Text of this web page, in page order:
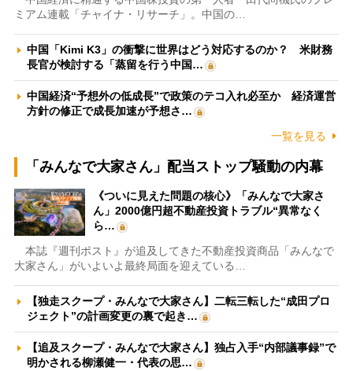
ミアム連載「チャイナ・リサーチ」。中国の…
中国「Kimi K3」の衝撃に世界はどう対応するのか？ 米財務
長官が検討する「蒸留を行う中国…
中国経済“予想外の低成長”で政策のテコ入れ必至か 経済運営
方針の修正で成長加速が予想さ…
一覧を見る
「みんなで大家さん」配当ストップ騒動の内幕
《ついに見えた問題の核心》「みんなで大家さ
ん」2000億円超不動産投資トラブル“異常なく
ら…
本誌『週刊ポスト』が追及してきた不動産投資商品「みんなで
大家さん」がいよいよ最終局面を迎えている…
【独走スクープ・みんなで大家さん】二転三転した“成田プロ
ジェクト”の計画変更の裏で起き…
【追及スクープ・みんなで大家さん】独占入手“内部議事録”で
明かされる柳瀬健一・代表の思…